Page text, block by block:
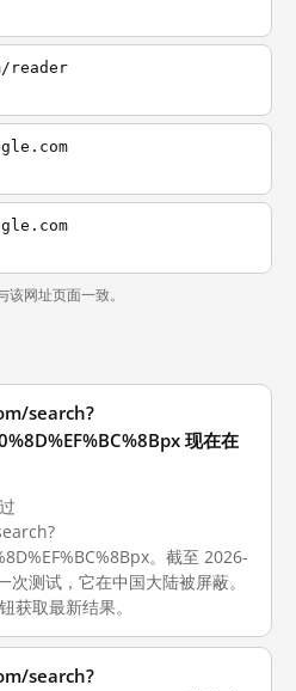
reader
网址页面一致。
search?
现在在
。截至 2026-
测试，它在中国大陆被屏蔽。
获取最新结果。
search?